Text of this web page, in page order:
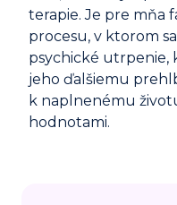
terapie. Je pre mňa
procesu, v ktorom
psychické utrpenie,
jeho ďalšiemu
k naplnenému
hodnotami.